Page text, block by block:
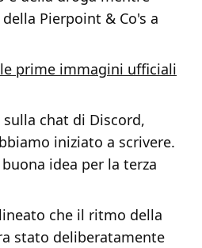
Pierpoint & Co's a
prime immagini ufficiali
chat di Discord,
iniziato a scrivere.
idea per la terza
che il ritmo della
stato deliberatamente